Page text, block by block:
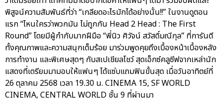
พิสูจน์ความสัมพันธ์ที่ว่า “เกลียดอะไรมักได้อย่างนั้น!!” ในงานดูตอน
แรก “ไหนใครว่าพวกมัน ไม่ถูกกัน Head 2 Head : The First
Round” โดยมีผู้กำกับมากฝีมือ “พี่นิว ศิวัจน์ สวัสดิ์มณีกุล” ที่การันตี
ทั้งคุณภาพและความสนุกเต็มร้อย มาร่วมพูดคุยถึงเบื้องหน้าเบื้องหลัง
การทำงาน และพิเศษสุดๆ กับสเปเชียลโชว์ สุดเอ็กซ์คลูซีฟจากเหล่านัก
แสดงที่เตรียมมามอบให้แฟนๆ ได้แซ่บแถมฟินขั้นสุด เมื่อวันอาทิตย์ที่
26 ตุลาคม 2568 เวลา 19.30 น. CINEMA 15, SF WORLD
CINEMA, CENTRAL WORLD ชั้น 9 ที่ผ่านมา